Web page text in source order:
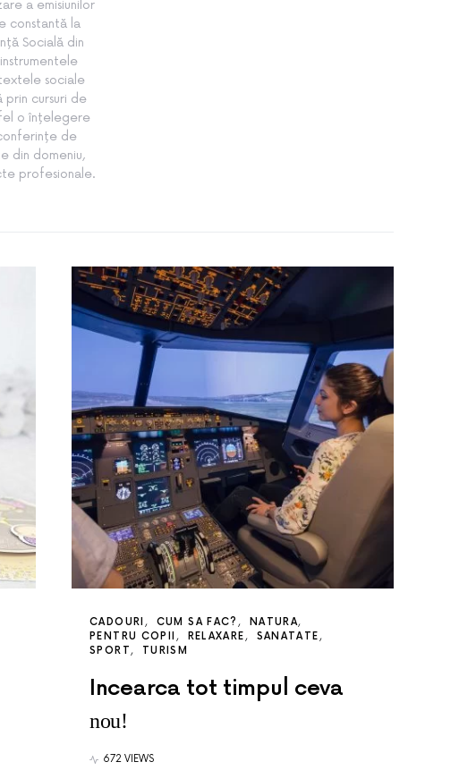
a emisiunilor
constantă la
Socială din
sociale
cursuri de
o înțelegere
de
din domeniu,
profesionale.
CADOURI CUM SA FAC?
NATURA
PENTRU COPII
RELAXARE
SANATATE
SPORT
TURISM
Incearca tot timpul ceva
nou!
672 VIEWS